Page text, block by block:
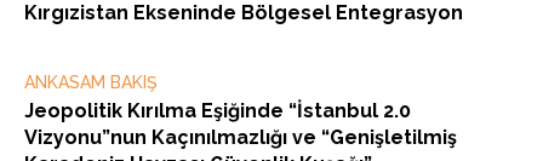
Kırgızistan Ekseninde Bölgesel Entegrasyon
ANKASAM BAKIŞ
Jeopolitik Kırılma Eşiğinde “İstanbul 2.0
Vizyonu”nun Kaçınılmazlığı ve “Genişletilmiş